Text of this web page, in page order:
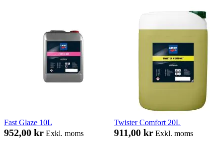
Fast Glaze 10L
952,00 kr Exkl. moms
Twister Comfort 20L
911,00 kr Exkl. moms